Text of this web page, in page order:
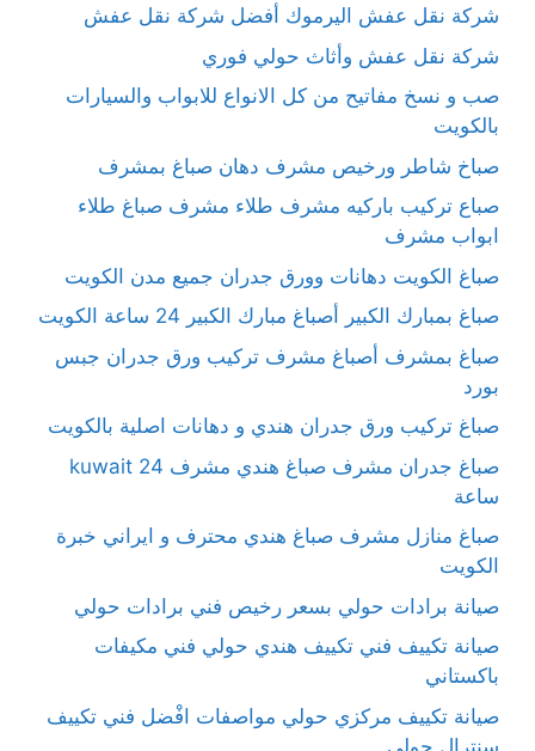
شركة نقل عفش اليرموك أفضل شركة نقل عفش
شركة نقل عفش وأثاث حولي فوري
صب و نسخ مفاتيح من كل الانواع للابواب والسيارات
بالكويت
صباخ شاطر ورخيص مشرف دهان صباغ بمشرف
صباع تركيب باركيه مشرف طلاء مشرف صباغ طلاء
ابواب مشرف
صباغ الكويت دهانات وورق جدران جميع مدن الكويت
صباغ بمبارك الكبير أصباغ مبارك الكبير 24 ساعة الكويت
صباغ بمشرف أصباغ مشرف تركيب ورق جدران جبس
بورد
صباغ تركيب ورق جدران هندي و دهانات اصلية بالكويت
صباغ جدران مشرف صباغ هندي مشرف kuwait 24
ساعة
صباغ منازل مشرف صباغ هندي محترف و ايراني خبرة
الكويت
صيانة برادات حولي بسعر رخيص فني برادات حولي
صيانة تكييف فني تكييف هندي حولي فني مكيفات
باكستاني
صيانة تكييف مركزي حولي مواصفات افْضل فني تكييف
سنترال حولي